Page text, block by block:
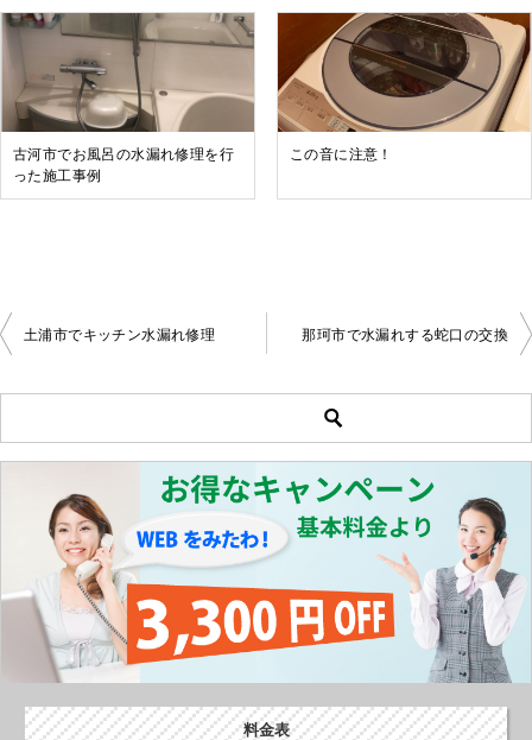
古河市でお風呂の水漏れ修理を行
った施工事例
この音に注意！
投
稿
ビ
ゲ
ー
シ
ョ
ン
土浦市でキッチン水漏れ修理 那珂市で水漏れする蛇口の交換
料金表